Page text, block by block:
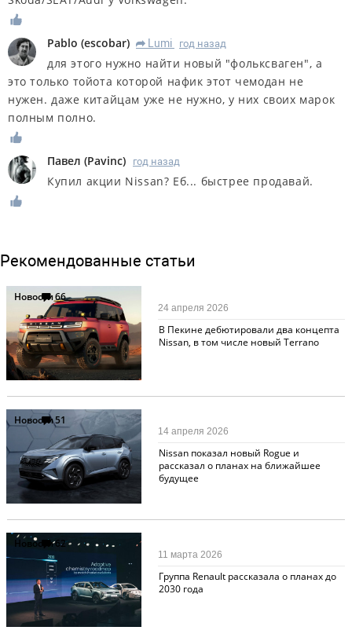
Pablo (escobar) R Lumi год назад
для этого нужно найти новый "фольксваген", а
это только тойота которой нафик этот чемодан не
нужен. даже китайцам уже не нужно, у них своих марок
полным полно.
Павел (Pavinc) год назад
Купил акции Nissan? Еб... быстрее продавай.
Рекомендованные статьи
Новости66
В Пекине дебютировали два концепта
Nissan, в том числе новый Terrano
24 апреля 2026
Новости51
Nissan показал новый Rogue и
рассказал о планах на ближайшее
будущее
14 апреля 2026
Новости62
Группа Renault рассказала о планах до
2030 года
11 марта 2026